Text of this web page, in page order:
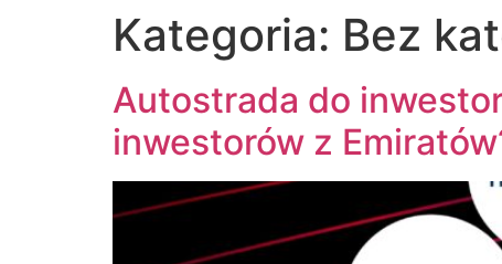
Kategoria: Bez
Autostrada do
inwestorów z